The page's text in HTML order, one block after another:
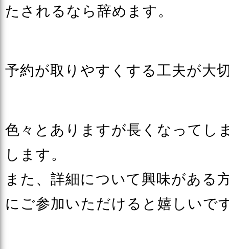
たされるなら辞めます。
予約が取りやすくする工夫が大
色々とありますが長くなってし
します。
また、詳細について興味がある
にご参加いただけると嬉しいで